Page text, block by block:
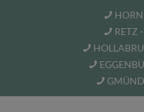
HORN
RETZ